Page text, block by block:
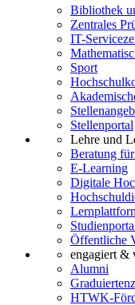
Bibliothek
Zentrales
IT-
Sport
Stellenportal
Lehre und
Beratung
E-Learning
Digitale
Öffentliche
engagiert &
Alumni
HTWK-